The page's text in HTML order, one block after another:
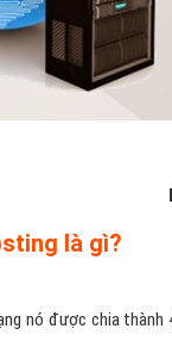
là gì?
nó được chia thành